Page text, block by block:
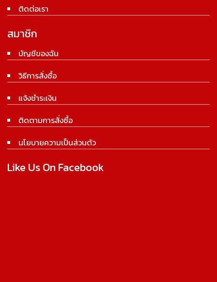
ติดต่อเรา
สมาชิก
บัญชีของฉัน
วิธีการสั่งซื้อ
แจ้งชำระเงิน
ติดตามการสั่งซื้อ
นโยบายความเป็นส่วนตัว
Like Us On Facebook